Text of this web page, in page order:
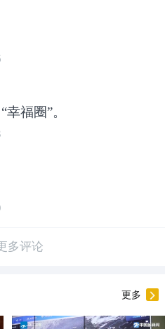
盼，长三角“三省一
，通过建立跨省域
度创新已常态化实
制推广。
公共政策研究院研究
福圈”。
多评论
更多